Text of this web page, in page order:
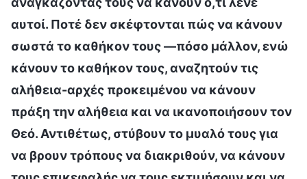
αυτοί. Ποτέ δεν σκέφτονται πώς να κάνουν
σωστά το καθήκον τους —πόσο μάλλον, ενώ
κάνουν το καθήκον τους, αναζητούν τις
αλήθεια-αρχές προκειμένου να κάνουν
πράξη την αλήθεια και να ικανοποιήσουν τον
Θεό. Αντιθέτως, στύβουν το μυαλό τους για
να βρουν τρόπους να διακριθούν, να κάνουν